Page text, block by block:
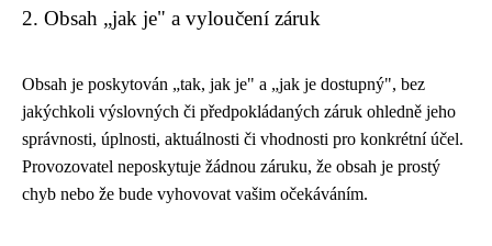
2. Obsah „jak je" a vyloučení záruk
Obsah je poskytován „tak, jak je" a „jak je dostupný", bez
jakýchkoli výslovných či předpokládaných záruk ohledně jeho
správnosti, úplnosti, aktuálnosti či vhodnosti pro konkrétní účel.
Provozovatel neposkytuje žádnou záruku, že obsah je prostý
chyb nebo že bude vyhovovat vašim očekáváním.